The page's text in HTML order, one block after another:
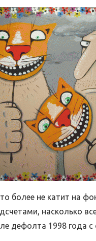
более не катит на
насколько
дефолта 1998 года с